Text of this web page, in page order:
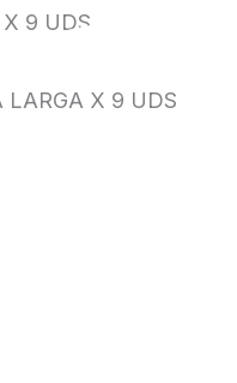
9 UDS
LARGA X 9 UDS